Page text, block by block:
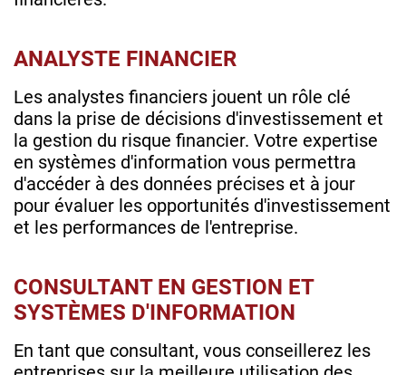
ANALYSTE FINANCIER
Les analystes financiers jouent un rôle clé
dans la prise de décisions d'investissement et
la gestion du risque financier. Votre expertise
en systèmes d'information vous permettra
d'accéder à des données précises et à jour
pour évaluer les opportunités d'investissement
et les performances de l'entreprise.
CONSULTANT EN GESTION ET
SYSTÈMES D'INFORMATION
En tant que consultant, vous conseillerez les